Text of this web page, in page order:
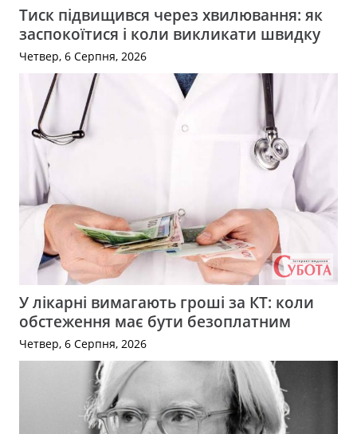
Тиск підвищився через хвилювання: як
заспокоїтися і коли викликати швидку
Четвер, 6 Серпня, 2026
У лікарні вимагають гроші за КТ: коли
обстеження має бути безоплатним
Четвер, 6 Серпня, 2026